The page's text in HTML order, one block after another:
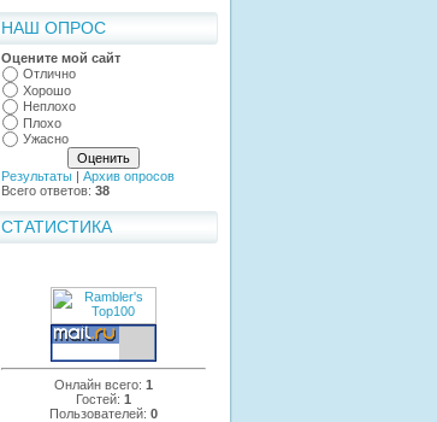
НАШ ОПРОС
Оцените мой сайт
Отлично
Хорошо
Неплохо
Плохо
Ужасно
Результаты | Архив опросов
Всего ответов: 38
СТАТИСТИКА
Онлайн всего: 1
Гостей: 1
Пользователей: 0